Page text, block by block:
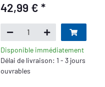
42,99 € *
Disponible immédiatement
Délai de livraison: 1 - 3 jours
ouvrables